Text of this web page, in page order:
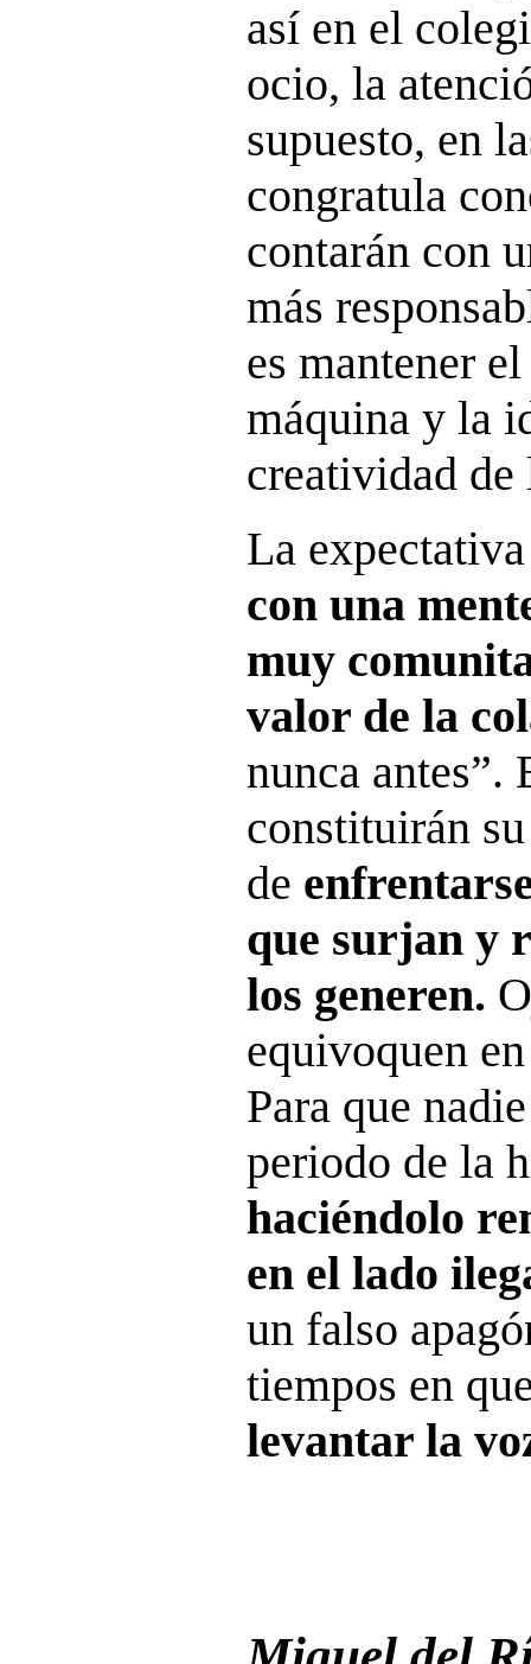
así en el
ocio, la
supuesto, en
congratula
contarán con
más
es mantener
máquina y la
creatividad de
La
con una
muy
valor de la
nunca antes”.
constituirán
de
que surjan y
los generen.
equivoquen
Para que
periodo de la
haciéndolo
en el lado
un falso
tiempos en
levantar la